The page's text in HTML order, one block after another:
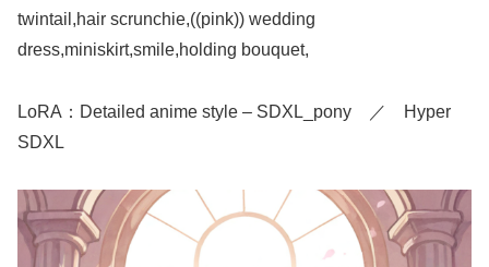
twintail,hair scrunchie,((pink)) wedding
dress,miniskirt,smile,holding bouquet,
LoRA：Detailed anime style – SDXL_pony ／ Hyper
SDXL